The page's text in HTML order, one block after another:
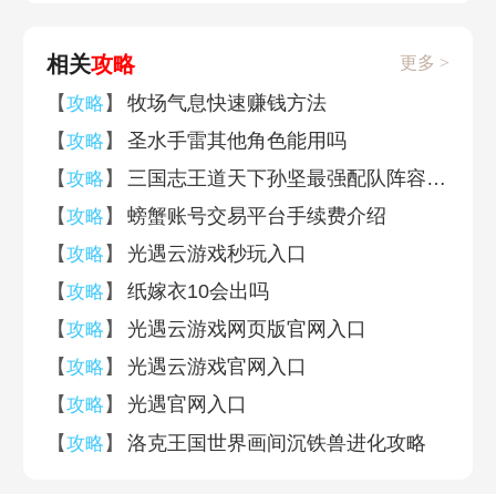
相关攻略 更多 >
【攻略 】
牧场气息快速赚钱方法
【攻略 】
圣水手雷其他角色能用吗
【攻略 】
三国志王道天下孙坚最强配队阵容推荐
【攻略 】
螃蟹账号交易平台手续费介绍
【攻略 】
光遇云游戏秒玩入口
【攻略 】
纸嫁衣10会出吗
【攻略 】
光遇云游戏网页版官网入口
【攻略 】
光遇云游戏官网入口
【攻略 】
光遇官网入口
【攻略 】 洛克王国世界画间沉铁兽进化攻略